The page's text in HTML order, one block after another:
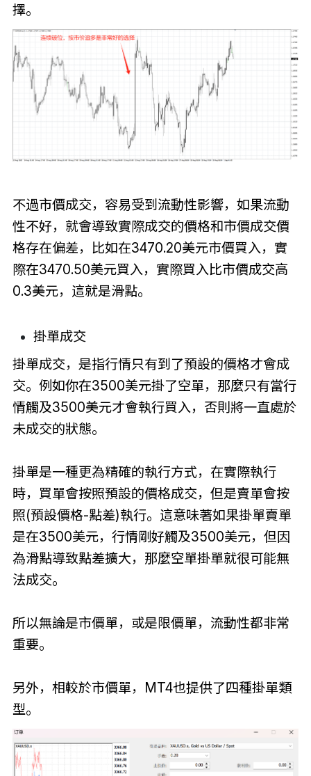
擇。
不過市價成交，容易受到流動性影響，如果流動
性不好，就會導致實際成交的價格和市價成交價
格存在偏差，比如在3470.20美元市價買入，實
際在3470.50美元買入，實際買入比市價成交高
0.3美元，這就是滑點。
掛單成交
掛單成交，是指行情只有到了預設的價格才會成
交。例如你在3500美元掛了空單，那麼只有當行
情觸及3500美元才會執行買入，否則將一直處於
未成交的狀態。
掛單是一種更為精確的執行方式，在實際執行
時，買單會按照預設的價格成交，但是賣單會按
照(預設價格-點差)執行。這意味著如果掛單賣單
是在3500美元，行情剛好觸及3500美元，但因
為滑點導致點差擴大，那麼空單掛單就很可能無
法成交。
所以無論是市價單，或是限價單，流動性都非常
重要。
另外，相較於市價單，MT4也提供了四種掛單類
型。